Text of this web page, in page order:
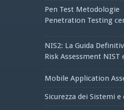
Pen Test Metodologie
Penetration Testing
NIS2: La Guida
Risk Assessment NIST
Mobile Application
Sicurezza dei Sistemi e